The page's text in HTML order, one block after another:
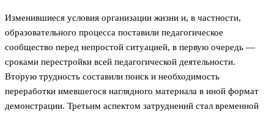
Изменившиеся условия организации жизни и, в частности,
образовательного процесса поставили педагогическое
сообщество перед непростой ситуацией, в первую очередь —
сроками перестройки всей педагогической деятельности.
Вторую трудность составили поиск и необходимость
переработки имевшегося наглядного материала в иной формат
демонстрации. Третьим аспектом затруднений стал временной